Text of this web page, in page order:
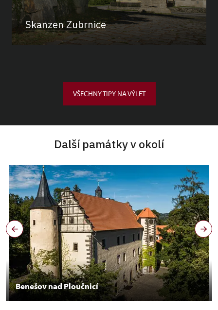
Skanzen Zubrnice
VŠECHNY TIPY NA VÝLET
Další památky v okolí
Benešov nad Ploučnicí